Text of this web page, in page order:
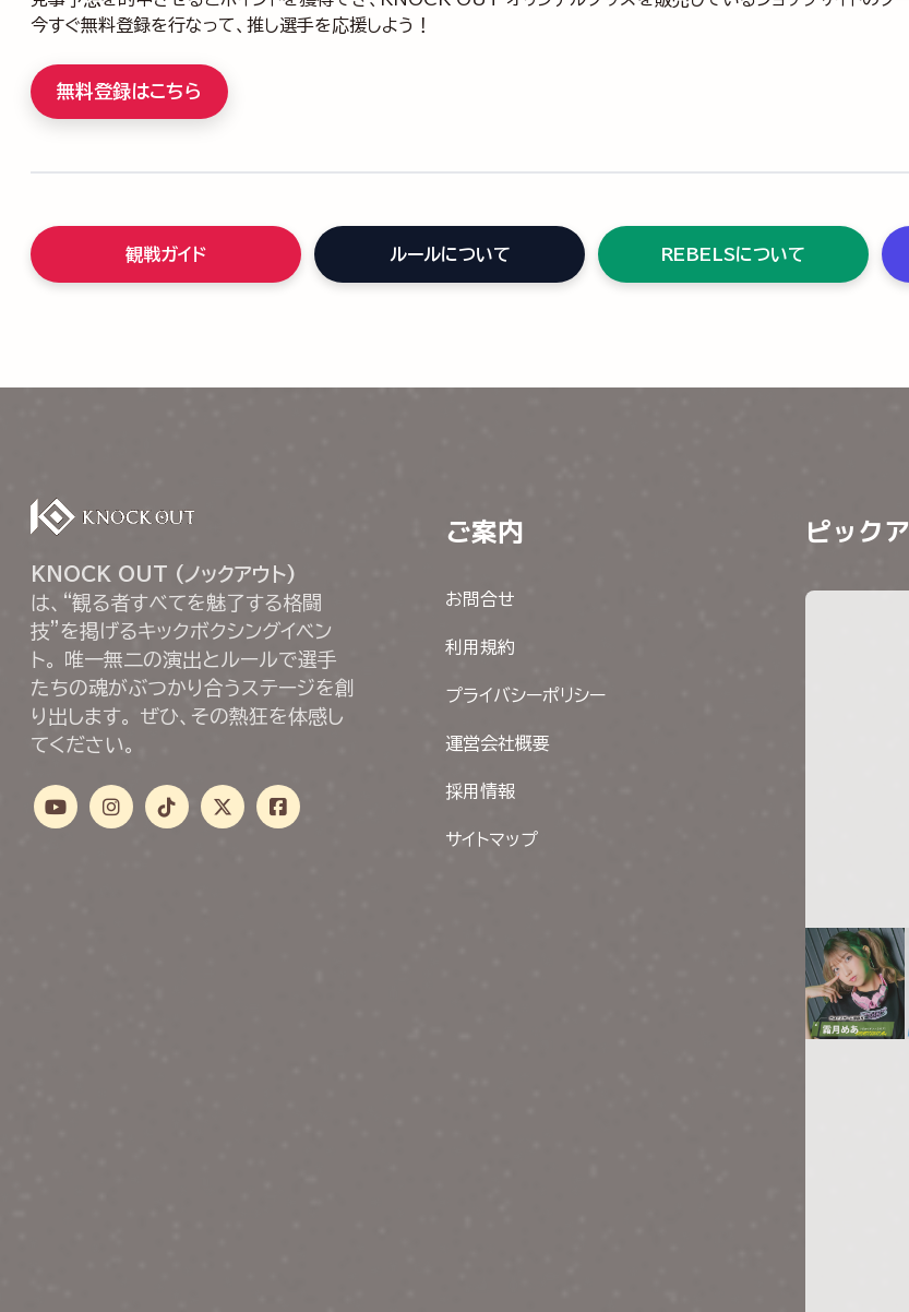
今すぐ無料登録を行なって、推し選手を応援しよう！
無料登録はこちら
観戦ガイド ルールについて REBELSについて
KNOCK OUT (ノックアウト)
は、“観る者すべてを魅了する格闘
技”を掲げるキックボクシングイベン
ト。 唯一無二の演出とルールで選手
たちの魂がぶつかり合うステージを創
り出します。 ぜひ、その熱狂を体感し
てください。
ご案内
お問合せ
利用規約
プライバシーポリシー
運営会社概要
採用情報
サイトマップ
ピック